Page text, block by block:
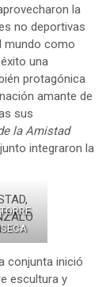
la
no deportivas
mundo como
una
protagónica
amante de
sus
la Amistad
integraron la
conjunta inició
escultura y